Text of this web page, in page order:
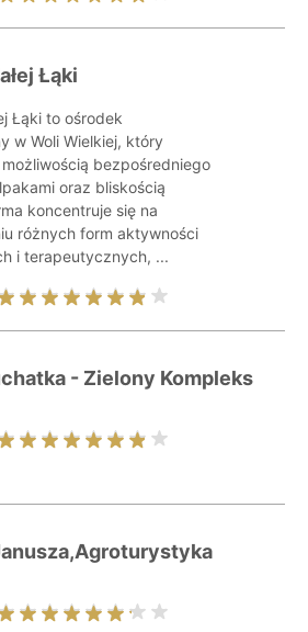
Łąki
Łąki to ośrodek
w Woli Wielkiej, który
bezpośredniego
oraz bliskością
koncentruje się na
różnych form aktywności
i terapeutycznych, ...
- Zielony Kompleks